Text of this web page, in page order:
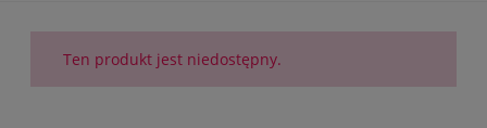
Ten produkt jest niedostępny.